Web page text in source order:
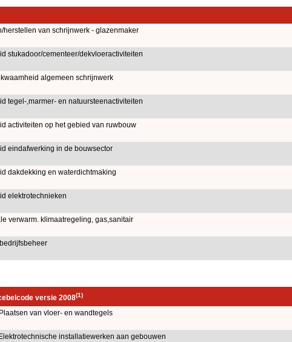
herstellen van schrijnwerk - glazenmaker
stukadoor/cementeer/dekvloeractiviteiten
algemeen schrijnwerk
tegel-,marmer- en natuursteenactiviteiten
activiteiten op het gebied van ruwbouw
eindafwerking in de bouwsector
dakdekking en waterdichtmaking
elektrotechnieken
verwarm. klimaatregeling, gas,sanitair
versie 2008(1)
van vloer- en wandtegels
installatiewerken aan gebouwen